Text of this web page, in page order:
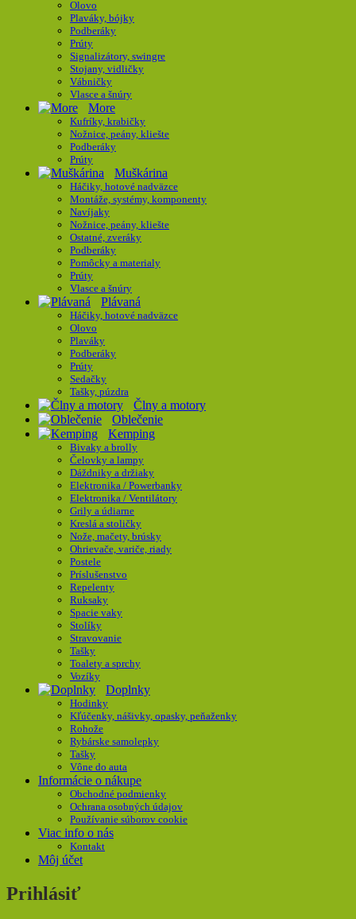
Olovo
Plaváky, bójky
Podberáky
Prúty
Signalizátory, swingre
Stojany, vidličky
Vábničky
Vlasce a šnúry
More
Kufríky, krabičky
Nožnice, peány, kliešte
Podberáky
Prúty
Muškárina
Háčiky, hotové nadväzce
Montáže, systémy, komponenty
Navíjaky
Nožnice, peány, kliešte
Ostatné, zveráky
Podberáky
Pomôcky a materialy
Prúty
Vlasce a šnúry
Plávaná
Háčiky, hotové nadväzce
Olovo
Plaváky
Podberáky
Prúty
Sedačky
Tašky, púzdra
Člny a motory
Oblečenie
Kemping
Bivaky a brolly
Čelovky a lampy
Dáždniky a držiaky
Elektronika / Powerbanky
Elektronika / Ventilátory
Grily a údiarne
Kreslá a stoličky
Nože, mačety, brúsky
Ohrievače, variče, riady
Postele
Príslušenstvo
Repelenty
Ruksaky
Spacie vaky
Stolíky
Stravovanie
Tašky
Toalety a sprchy
Vozíky
Doplnky
Hodinky
Kľúčenky, nášivky, opasky, peňaženky
Rohože
Rybárske samolepky
Tašky
Vône do auta
Informácie o nákupe
Obchodné podmienky
Ochrana osobných údajov
Používanie súborov cookie
Viac info o nás
Kontakt
Môj účet
Prihlásiť